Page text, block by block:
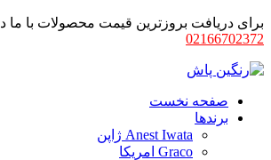
برای دریافت بروزترین قیمت محصولات با ما
02166702372
صفحه نخست
برندها
Anest Iwata ژاپن
Graco امریکا